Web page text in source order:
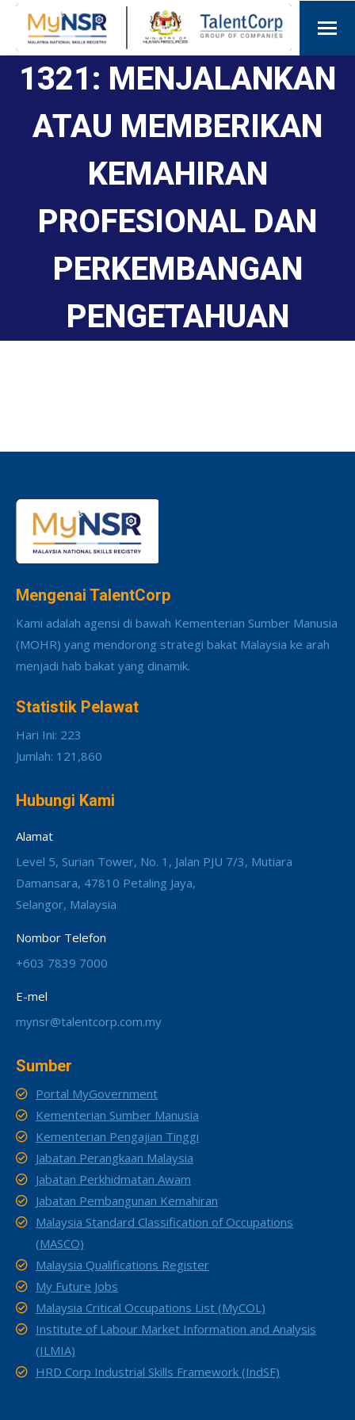
1321: MENJALANKAN
ATAU MEMBERIKAN
KEMAHIRAN
PROFESIONAL DAN
PERKEMBANGAN
PENGETAHUAN
Mengenai TalentCorp
Kami adalah agensi di bawah Kementerian Sumber Manusia
(MOHR) yang mendorong strategi bakat Malaysia ke arah
menjadi hab bakat yang dinamik.
Statistik Pelawat
Hari Ini: 223
Jumlah: 121,860
Hubungi Kami
Alamat
Level 5, Surian Tower, No. 1, Jalan PJU 7/3, Mutiara
Damansara, 47810 Petaling Jaya,
Selangor, Malaysia
Nombor Telefon
+603 7839 7000
E-mel
mynsr@talentcorp.com.my
Sumber
Portal MyGovernment
Kementerian Sumber Manusia
Kementerian Pengajian Tinggi
Jabatan Perangkaan Malaysia
Jabatan Perkhidmatan Awam
Jabatan Pembangunan Kemahiran
Malaysia Standard Classification of Occupations
(MASCO)
Malaysia Qualifications Register
My Future Jobs
Malaysia Critical Occupations List (MyCOL)
Institute of Labour Market Information and Analysis
(ILMIA)
HRD Corp Industrial Skills Framework (IndSF)